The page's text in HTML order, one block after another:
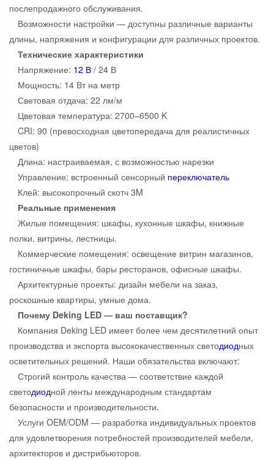
послепродажного обслуживания.
Возможности настройки — доступны различные варианты
длины, напряжения и конфигурации для различных проектов.
Технические характеристики
Напряжение: 12 В / 24 В
Мощность: 14 Вт на метр
Световая отдача: 22 лм/м
Цветовая температура: 2700–6500 K
CRI: 90 (превосходная цветопередача для реалистичных
цветов)
Длина: настраиваемая, с возможностью нарезки
Управление: встроенный сенсорный переключатель
Клей: высокопрочный скотч 3M
Реальные применения
Жилые помещения: шкафы, кухонные шкафы, книжные
полки, витрины, лестницы.
Коммерческие помещения: освещение витрин магазинов,
гостиничные шкафы, бары ресторанов, офисные шкафы.
Архитектурные проекты: дизайн мебели на заказ,
роскошные квартиры, умные дома.
Почему Deking LED — ваш поставщик?
Компания Deking LED имеет более чем десятилетний опыт
производства и экспорта высококачественных светодиодных
осветительных решений. Наши обязательства включают:
Строгий контроль качества — соответствие каждой
светодиодной ленты международным стандартам
безопасности и производительности.
Услуги OEM/ODM — разработка индивидуальных проектов
для удовлетворения потребностей производителей мебели,
архитекторов и дистрибьюторов.